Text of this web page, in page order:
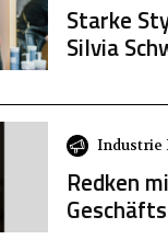
Starke
Silvia
Industrie
Redken